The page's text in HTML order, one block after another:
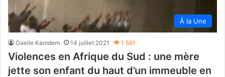
À la Une
Gaelle Kamdem 14 juillet 2021 1 591
Violences en Afrique du Sud : une mère
jette son enfant du haut d’un immeuble en